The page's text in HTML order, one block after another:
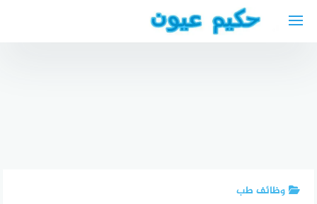
أفضل
وظائف طب